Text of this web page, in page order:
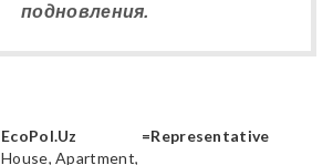
подновления.
EcoPol.Uz =Representative
House, Apartment,